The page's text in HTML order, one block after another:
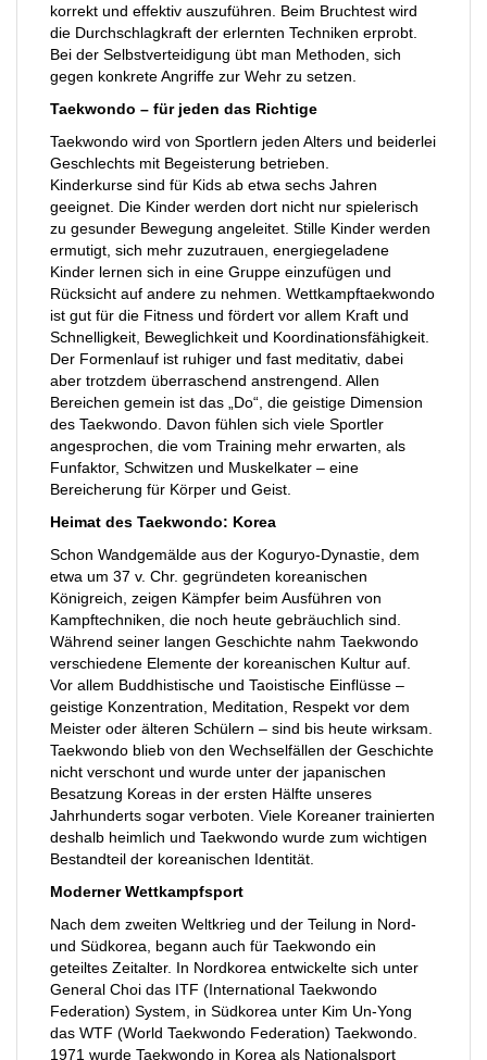
korrekt und effektiv auszuführen. Beim Bruchtest wird
die Durchschlagkraft der erlernten Techniken erprobt.
Bei der Selbstverteidigung übt man Methoden, sich
gegen konkrete Angriffe zur Wehr zu setzen.
Taekwondo – für jeden das Richtige
Taekwondo wird von Sportlern jeden Alters und beiderlei
Geschlechts mit Begeisterung betrieben.
Kinderkurse sind für Kids ab etwa sechs Jahren
geeignet. Die Kinder werden dort nicht nur spielerisch
zu gesunder Bewegung angeleitet. Stille Kinder werden
ermutigt, sich mehr zuzutrauen, energiegeladene
Kinder lernen sich in eine Gruppe einzufügen und
Rücksicht auf andere zu nehmen. Wettkampftaekwondo
ist gut für die Fitness und fördert vor allem Kraft und
Schnelligkeit, Beweglichkeit und Koordinationsfähigkeit.
Der Formenlauf ist ruhiger und fast meditativ, dabei
aber trotzdem überraschend anstrengend. Allen
Bereichen gemein ist das „Do“, die geistige Dimension
des Taekwondo. Davon fühlen sich viele Sportler
angesprochen, die vom Training mehr erwarten, als
Funfaktor, Schwitzen und Muskelkater – eine
Bereicherung für Körper und Geist.
Heimat des Taekwondo: Korea
Schon Wandgemälde aus der Koguryo-Dynastie, dem
etwa um 37 v. Chr. gegründeten koreanischen
Königreich, zeigen Kämpfer beim Ausführen von
Kampftechniken, die noch heute gebräuchlich sind.
Während seiner langen Geschichte nahm Taekwondo
verschiedene Elemente der koreanischen Kultur auf.
Vor allem Buddhistische und Taoistische Einflüsse –
geistige Konzentration, Meditation, Respekt vor dem
Meister oder älteren Schülern – sind bis heute wirksam.
Taekwondo blieb von den Wechselfällen der Geschichte
nicht verschont und wurde unter der japanischen
Besatzung Koreas in der ersten Hälfte unseres
Jahrhunderts sogar verboten. Viele Koreaner trainierten
deshalb heimlich und Taekwondo wurde zum wichtigen
Bestandteil der koreanischen Identität.
Moderner Wettkampfsport
Nach dem zweiten Weltkrieg und der Teilung in Nord-
und Südkorea, begann auch für Taekwondo ein
geteiltes Zeitalter. In Nordkorea entwickelte sich unter
General Choi das ITF (International Taekwondo
Federation) System, in Südkorea unter Kim Un-Yong
das WTF (World Taekwondo Federation) Taekwondo.
1971 wurde Taekwondo in Korea als Nationalsport